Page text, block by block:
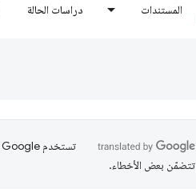
المستندات دراسات الحالة
تتضمّن بعض الأخطاء.